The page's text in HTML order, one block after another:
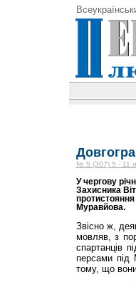
№ 5 (307) 5 - 11
У чергову
Захисника
протистояння
Муравйова.
Звісно ж,
мовляв, з
спартанців
персами під
тому, що